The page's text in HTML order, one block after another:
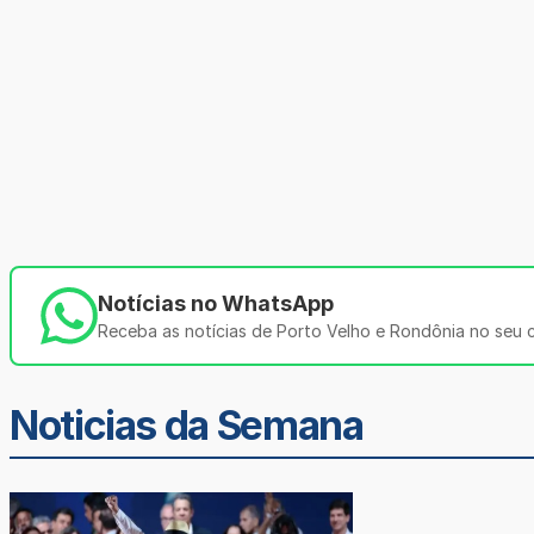
Notícias no WhatsApp
Receba as notícias de Porto Velho e Rondônia no seu
Noticias da Semana